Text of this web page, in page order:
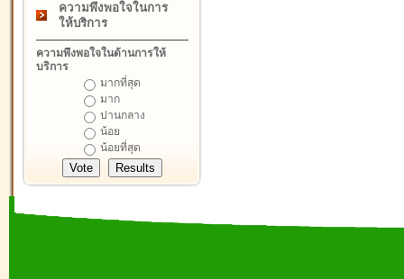
ความพึงพอใจในการ
ให้บริการ
ความพึงพอใจในด้านการให้
บริการ
มากที่สุด
มาก
ปานกลาง
น้อย
น้อยที่สุด